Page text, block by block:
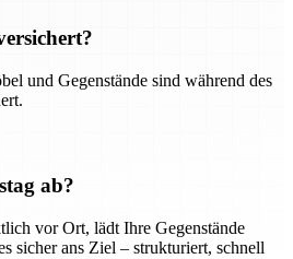
und Gegenstände sind während des
ab?
vor Ort, lädt Ihre Gegenstände
sicher ans Ziel – strukturiert, schnell